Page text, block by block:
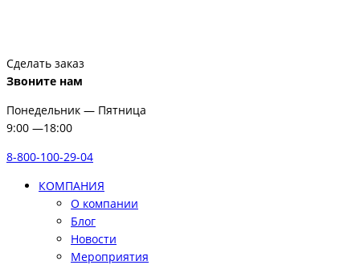
Сделать заказ
Звоните нам
Понедельник — Пятница
9:00 —18:00
8-800-100-29-04
КОМПАНИЯ
О компании
Блог
Новости
Мероприятия